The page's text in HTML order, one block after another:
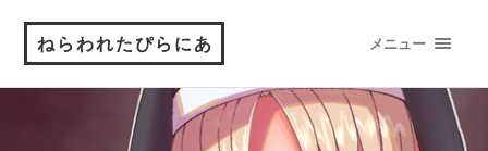
ねらわれたぴらにあ メニュー